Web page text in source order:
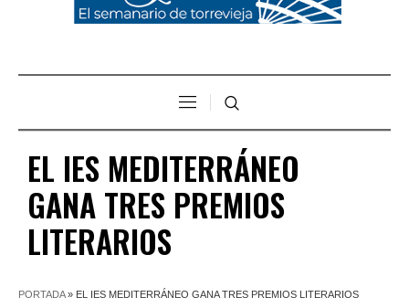
EL IES MEDITERRÁNEO
GANA TRES PREMIOS
LITERARIOS
PORTADA» EL IES MEDITERRÁNEO GANA TRES PREMIOS LITERARIOS